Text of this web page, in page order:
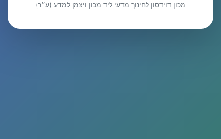
מכון דוידסון לחינוך מדעי ליד מכון ויצמן למדע (ע״ר)